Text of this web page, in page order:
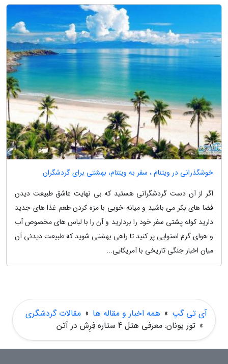
خوشگذرانی در ویتنام ، سفر به ویتنام، بهشتی برای گردشگران
اگر از آن دست گردشگرانی هستید که بی نهایت عاشق طبیعت دیدن
فضا های بکر می باشید و میانه خوبی با مزه کردن طعم غذا های جدید
دارید کوله پشتی سفر خود را بردارید و آن را با لباس های مخصوص آب
و هوای گرم استوایی پر کنید تا راهی بهشتی شوید که طبیعت دیدنی آن
میان اخبار جنگی تاریخی با آمریکایی...
آی تی گپ » همه اخبار و مقاله ها » مقالات گردشگری
» تور یونان: معرفی هتل 4 ستاره فِرِش در آتن